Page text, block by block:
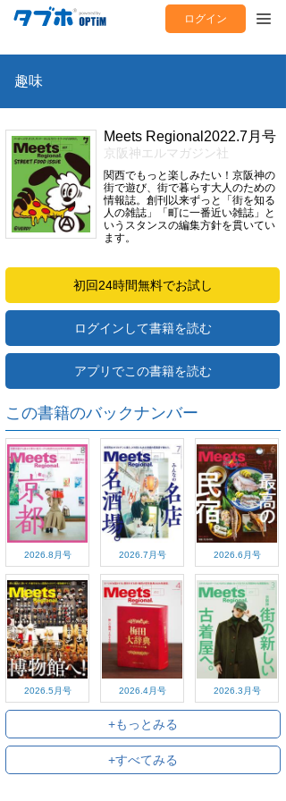
ログイン
趣味
Meets Regional2022.7月号
京阪神エルマガジン社
関西でもっと楽しみたい！京阪神の
街で遊び、街で暮らす大人のための
情報誌。創刊以来ずっと「街を知る
人の雑誌」「町に一番近い雑誌」と
いうスタンスの編集方針を貫いてい
ます。
初回24時間無料でお試し
ログインして書籍を読む
アプリでこの書籍を読む
この書籍のバックナンバー
2026.8月号 2026.7月号 2026.6月号
2026.5月号 2026.4月号 2026.3月号
+もっとみる
+すべてみる